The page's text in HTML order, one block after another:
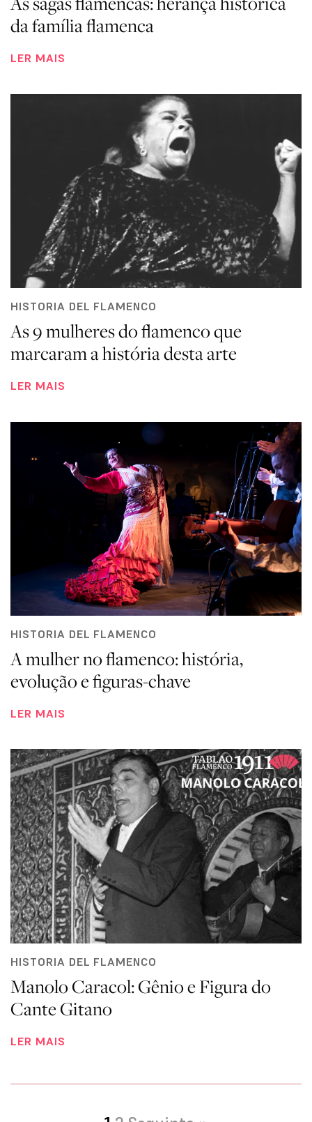
da família flamenca
LER MAIS
HISTORIA DEL FLAMENCO
As 9 mulheres do flamenco que
marcaram a história desta arte
LER MAIS
HISTORIA DEL FLAMENCO
A mulher no flamenco: história,
evolução e figuras-chave
LER MAIS
HISTORIA DEL FLAMENCO
Manolo Caracol: Gênio e Figura do
Cante Gitano
LER MAIS